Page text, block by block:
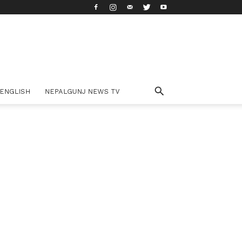
ENGLISH NEPALGUNJ NEWS TV